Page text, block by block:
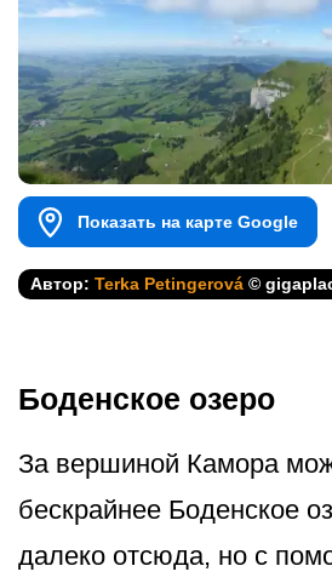
Показать на карте Google
Автор: Terka Petingerová ©
Боденское озеро
За вершиной Камора
бескрайнее Боденское
далеко отсюда, но с